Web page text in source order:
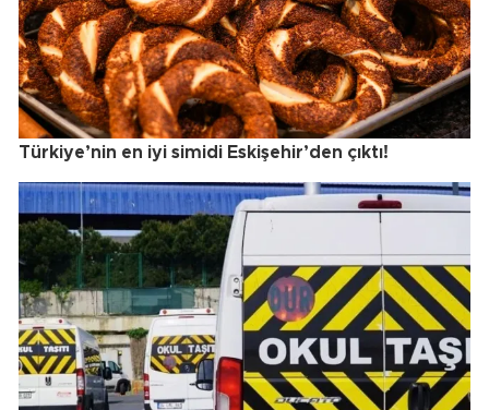
Türkiye’nin en iyi simidi Eskişehir’den çıktı!